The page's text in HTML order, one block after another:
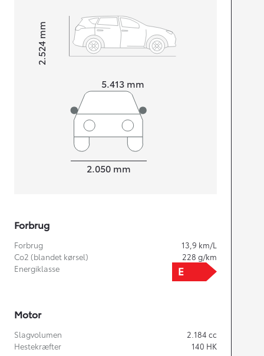
5.413 mm
Højt2.524
mm
2.050 mm
Forbrug
Forbrug 13,9 km/L
Co2 (blandet kørsel)
228 g/km
Energiklasse
Motor
Slagvolumen 2.184 cc
Hestekræfter
140 HK